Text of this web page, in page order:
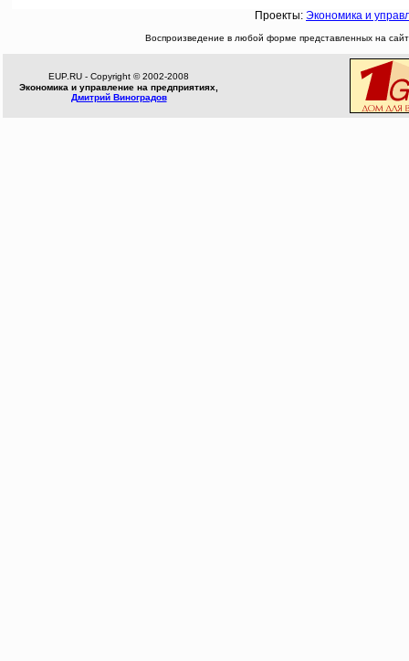
Проекты: Экономика и
Воспроизведение в любой форме представленных на
EUP.RU - Copyright © 2002-2008
Экономика и управление на предприятиях,
Дмитрий Виноградов